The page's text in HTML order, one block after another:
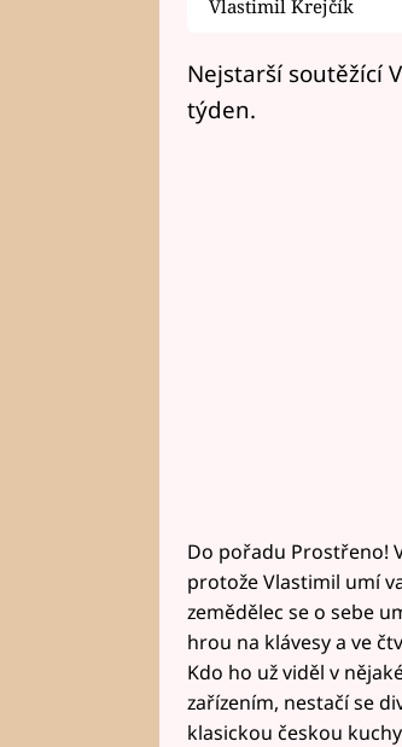
Vlastimil Krejčík
Nejstarší soutěžící
týden.
Do pořadu Prostřeno!
protože Vlastimil umí
zemědělec se o sebe
hrou na klávesy a ve
Kdo ho už viděl v
zařízením, nestačí se
klasickou českou